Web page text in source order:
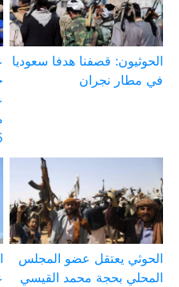
الحوثيون: قصفنا هدفا سعوديا
في مطار نجران
الحوثي يعتقل عضو المجلس
المحلي بحجة محمد القيسي